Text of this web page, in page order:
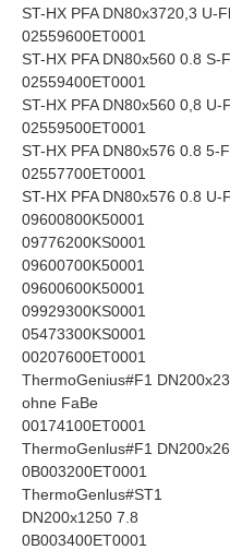
ST-HX PFA DN80x3720,3 U-
02559600ET0001
ST-HX PFA DN80x560 0.8 S-
02559400ET0001
ST-HX PFA DN80x560 0,8 U-
02559500ET0001
ST-HX PFA DN80x576 0.8 5-
02557700ET0001
ST-HX PFA DN80x576 0.8 U-
09600800K50001
09776200KS0001
09600700K50001
09600600K50001
09929300KS0001
05473300KS0001
00207600ET0001
ThermoGenius#F1
ohne FaBe
00174100ET0001
ThermoGenlus#F1
0B003200ET0001
ThermoGenlus#ST1
DN200x1250 7.8
0B003400ET0001